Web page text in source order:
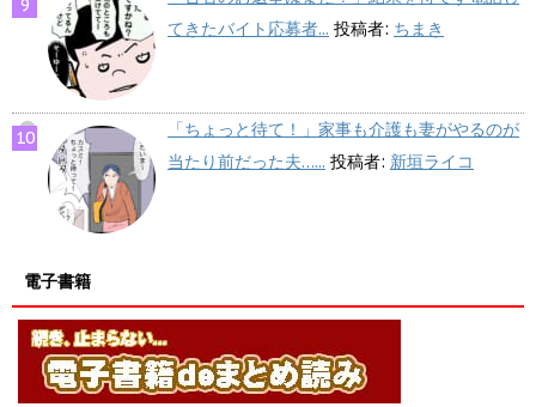
てきたバイト応募者... 投稿者: ちまき
「ちょっと待て！」家事も介護も妻がやるのが
当たり前だった夫…... 投稿者: 新垣ライコ
電子書籍